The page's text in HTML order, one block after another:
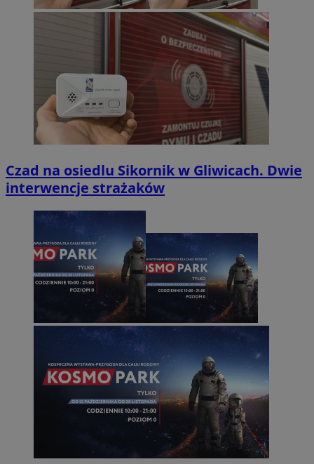
Czad na osiedlu Sikornik w Gliwicach. Dwie
interwencje strażaków